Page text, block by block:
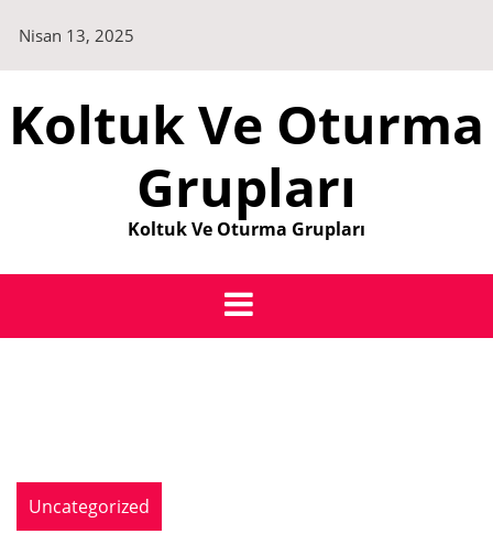
content
Nisan 13, 2025
Koltuk Ve Oturma
Grupları
Koltuk Ve Oturma Grupları
Uncategorized